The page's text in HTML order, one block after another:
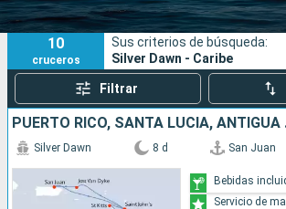
Puertos
Buscar
10
cruceros
Sus criterios de búsqueda:
Silver Dawn - Caribe
Filtrar
Silver Dawn 8 d San Juan
Bebidas
Servicio de